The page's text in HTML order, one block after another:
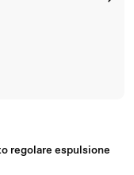
regolare espulsione